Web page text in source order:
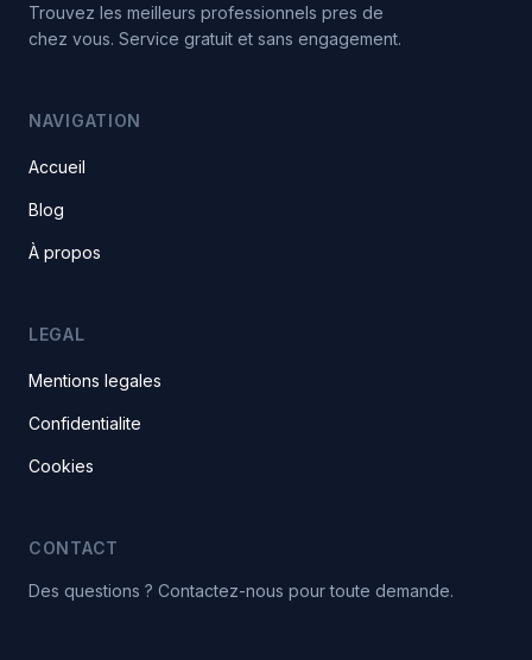
Trouvez les meilleurs professionnels pres de
chez vous. Service gratuit et sans engagement.
NAVIGATION
Accueil
Blog
À propos
LEGAL
Mentions legales
Confidentialite
Cookies
CONTACT
Des questions ? Contactez-nous pour toute demande.